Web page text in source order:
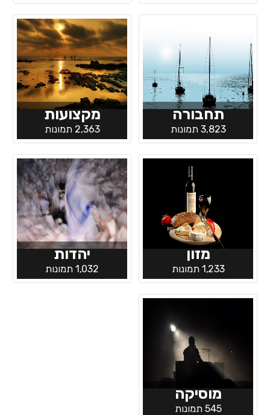
תחבורה
3,823 תמונות
מקצועות
2,363 תמונות
מזון
1,233 תמונות
יהדות
1,032 תמונות
מוסיקה
545 תמונות